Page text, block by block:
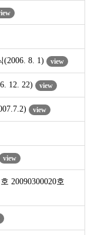
8. 1) view
12. 22) view
view
view
20090300020호